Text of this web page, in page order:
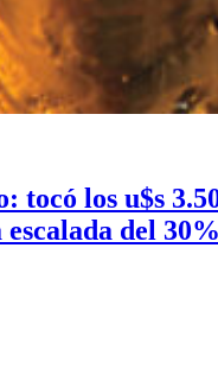
tocó los u$s
del